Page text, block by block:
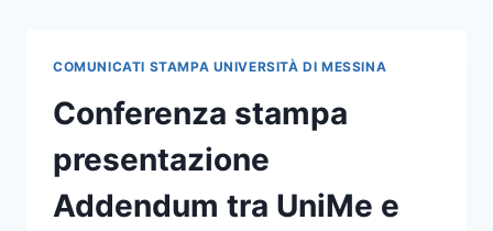
COMUNICATI STAMPA UNIVERSITÀ DI MESSINA
Conferenza stampa
presentazione
Addendum tra UniMe e